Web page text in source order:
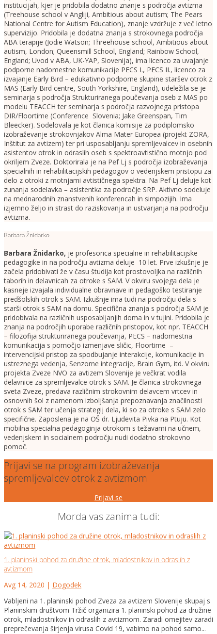
institucijah, kjer je pridobila dodatno znanje s področja avtizma
(Treehouse school v Angliji, Ambitious about autism; The Pears
National Centre for Autism Education), znanje vzdržuje z več letno
supervizijo. Pridobila je dodatna znanja s strokovnega področja
ABA terapije (Jodie Watson; Threehouse school, Ambitious about
autism, London; Queensmill School, England; Rainbow School,
England; Uvod v ABA, UK-YAP, Slovenija), ima licenco za uvajanje
podporne nadomestne komunikacije PECS I., PECS II., licenco za
izvajanje Early Bird – edukativno podporne skupine staršev otrok z
MAS (Early Bird centre, South Yorkshire, England), udeležila se je
seminarja s področja Strukturiranega poučevanja oseb z MAS po
modelu TEACCH ter seminarja s področja razvojnega pristopa
DIR/Floortime (Conference Slovenia; Jake Greenspan, Tim
Bleecker). Sodelovala je kot članica komisije za podiplomsko
izobraževanje strokovnjakov Alma Mater Europea (projekt ZORA,
Inštitut za avtizem) ter pri usposabljanju spremljevalcev in osebnih
asistentov otrok in odraslih oseb s spektroavtistično motnjo pod
okriljem Zveze. Doktorirala je na Pef Lj s področja izobraževanja
specialnih in rehabilitacijskih pedagogov o vedenjskem pristopu za
delo z otroki z motnjami avtističnega spektra. Na Pef Lj deluje kot
zunanja sodelavka – asistentka za področje SRP. Aktivno sodeluje
na mednarodnih znanstvenih konferencah in simpozijih. Ima
izjemno željo in strast do raziskovanja in ustvarjanja na področju
avtizma.
Barbara Žnidarko
Barbara Žnidarko, je profesorica specialne in rehabilitacijske
pedagogike in na področju avtizma deluje 10 let. Prve izkušnje je
začela pridobivati že v času študija kot prostovoljka na različnih
taborih in delavnicah za otroke s SAM. V okviru svojega dela je
kasneje izvajala individualne obravnave in pedagoško testiranje
predšolskih otrok s SAM. Izkušnje ima tudi na področju dela s
starši otrok s SAM na domu. Specifična znanja s področja SAM je
pridobivala na različnih usposabljanjih doma in v tujini. Pridobila je
znanja na področjih uporabe različnih pristopov, kot npr. TEACCH
– filozofija strukturiranega poučevanja, PECS – nadomestna
komunikacija s pomočjo izmenjave sličic, Floortime –
intervencijski pristop za spodbujanje interakcije, komunikacije in
ustreznega vedenja, Senzorne integracije, Brain Gym, itd. V okviru
projekta Zveze NVO za avtizem Slovenije je večkrat vodila
delavnice za spremljevalce otrok s SAM. Je članica strokovnega
sveta Zveze, predava različnim strokovnim delavcem vrtcev in
osnovnih šol z namenom izboljšanja prepoznavanja značilnosti
otrok s SAM ter učenja strategij dela, ki so za otroke s SAM zelo
specifične. Zaposlena je na OŠ dr. Ljudevita Pivka na Ptuju. Kot
mobilna specialna pedagoginja otrokom s težavami na učnem,
vedenjskem in socialnem področju nudi dodatno strokovno
pomoč.
Prijavi se na program izobraževanja
spremljevalcev otrok z avtizmom
Prijavi se
Morda vas zanima tudi:
1. planinski pohod za družine otrok, mladostnikov in odraslih z
avtizmom
Avg 14, 2020 | Dogodek
Vabljeni na 1. planinski pohod Zveza za avtizem Slovenije skupaj s
Planinskim društvom Tržič organizira 1. planinski pohod za družine
otrok, mladostnikov in odraslih z avtizmom. Zaradi omejitev zaradi
preprečevanja širjenja virusa Covid 19, vabimo na pohod samo...